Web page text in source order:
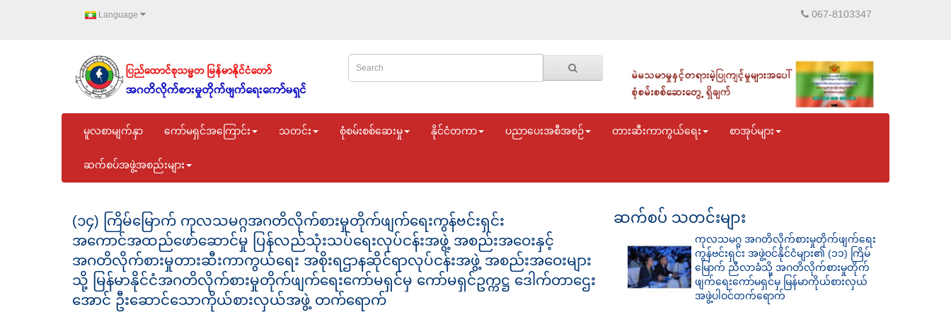
Language 067-8103347
မူလစာမျက်နှာ ကော်မရှင်အကြောင်း သတင်း စုံစမ်းစစ်ဆေးမှု နိုင်ငံတကာ ပညာပေးအစီအစဉ် တားဆီးကာကွယ်ရေး စာအုပ်များ
ဆက်စပ်အဖွဲ့အစည်းများ
(၁၄) ကြိမ်မြောက် ကုလသမဂ္ဂအဂတိလိုက်စားမှုတိုက်ဖျက်ရေးကွန်ဗင်းရှင်း
အကောင်အထည်ဖော်ဆောင်မှု ပြန်လည်သုံးသပ်ရေးလုပ်ငန်းအဖွဲ့ အစည်းအဝေးနှင့်
အဂတိလိုက်စားမှုတားဆီးကာကွယ်ရေး အစိုးရဌာနဆိုင်ရာလုပ်ငန်းအဖွဲ့ အစည်းအဝေးများ
သို့ မြန်မာနိုင်ငံအဂတိလိုက်စားမှုတိုက်ဖျက်ရေးကော်မရှင်မှ ကော်မရှင်ဥက္ကဋ္ဌ ဒေါက်တာဌေး
အောင် ဦးဆောင်သောကိုယ်စားလှယ်အဖွဲ့ တက်ရောက်
ဆက်စပ် သတင်းများ
ကုလသမဂ္ဂ အဂတိလိုက်စားမှုတိုက်ဖျက်ရေး
ကွန်ဗင်းရှင်း အဖွဲ့ဝင်နိုင်ငံများ၏ (၁၁) ကြိမ်
မြောက် ညီလာခံသို့ အဂတိလိုက်စားမှုတိုက်
ဖျက်ရေးကော်မရှင်မှ မြန်မာကိုယ်စားလှယ်
အဖွဲ့ပါဝင်တက်ရောက်